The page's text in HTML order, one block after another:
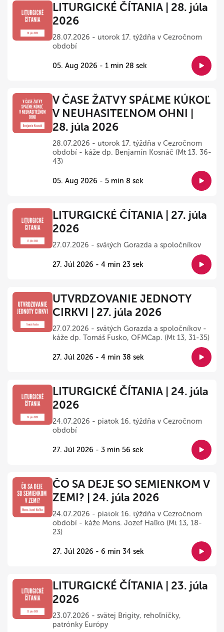
LITURGICKÉ ČÍTANIA | 28. júla
2026
28.07.2026 - utorok 17. týždňa v Cezročnom
období
05. Aug 2026 - 1 min 28 sek
V ČASE ŽATVY SPÁĽME KÚKOĽ
V NEUHASITEĽNOM OHNI |
28. júla 2026
28.07.2026 - utorok 17. týždňa v Cezročnom
období - káže dp. Benjamín Kosnáč (Mt 13, 36-
43)
05. Aug 2026 - 5 min 8 sek
LITURGICKÉ ČÍTANIA | 27. júla
2026
27.07.2026 - svätých Gorazda a spoločníkov
27. Júl 2026 - 4 min 23 sek
UTVRDZOVANIE JEDNOTY
CIRKVI | 27. júla 2026
27.07.2026 - svätých Gorazda a spoločníkov -
káže dp. Tomáš Fusko, OFMCap. (Mt 13, 31-35)
27. Júl 2026 - 4 min 38 sek
LITURGICKÉ ČÍTANIA | 24. júla
2026
24.07.2026 - piatok 16. týždňa v Cezročnom
období
27. Júl 2026 - 3 min 56 sek
ČO SA DEJE SO SEMIENKOM V
ZEMI? | 24. júla 2026
24.07.2026 - piatok 16. týždňa v Cezročnom
období - káže Mons. Jozef Haľko (Mt 13, 18-
23)
27. Júl 2026 - 6 min 34 sek
LITURGICKÉ ČÍTANIA | 23. júla
2026
23.07.2026 - svätej Brigity, rehoľníčky,
patrónky Európy